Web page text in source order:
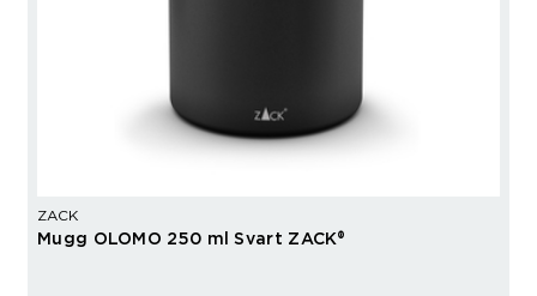
ZACK
Mugg OLOMO 250 ml Svart ZACK®